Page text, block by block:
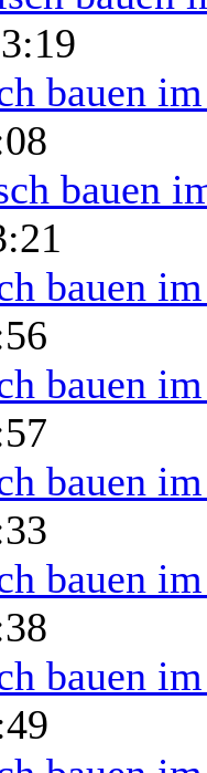
bauen
bauen
bauen
bauen
bauen
bauen
bauen